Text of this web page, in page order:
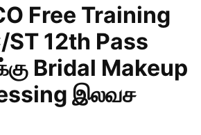
Free Training
12th Pass
Bridal Makeup
இலவச